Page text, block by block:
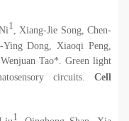
1
, Xiang-Jie Song, Chen-
Dong, Xiaoqi Peng,
Tao*. Green light
circuits. Cell
1